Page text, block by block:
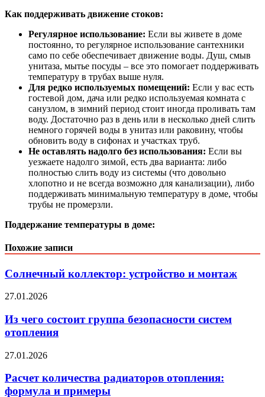
Как поддерживать движение стоков:
Регулярное использование: Если вы живете в доме
постоянно, то регулярное использование сантехники
само по себе обеспечивает движение воды. Душ, смыв
унитаза, мытье посуды – все это помогает поддерживать
температуру в трубах выше нуля.
Для редко используемых помещений: Если у вас есть
гостевой дом, дача или редко используемая комната с
санузлом, в зимний период стоит иногда проливать там
воду. Достаточно раз в день или в несколько дней слить
немного горячей воды в унитаз или раковину, чтобы
обновить воду в сифонах и участках труб.
Не оставлять надолго без использования: Если вы
уезжаете надолго зимой, есть два варианта: либо
полностью слить воду из системы (что довольно
хлопотно и не всегда возможно для канализации), либо
поддерживать минимальную температуру в доме, чтобы
трубы не промерзли.
Поддержание температуры в доме:
Похожие записи
Солнечный коллектор: устройство и монтаж
27.01.2026
Из чего состоит группа безопасности систем
отопления
27.01.2026
Расчет количества радиаторов отопления:
формула и примеры